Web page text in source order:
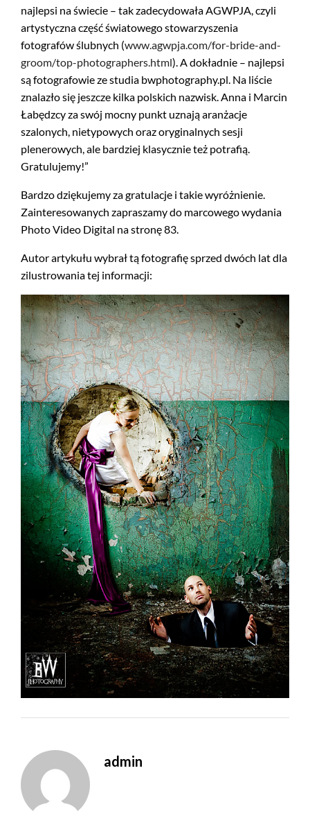
najlepsi na świecie – tak zadecydowała AGWPJA, czyli
artystyczna część światowego stowarzyszenia
fotografów ślubnych (www.agwpja.com/for-bride-and-
groom/top-photographers.html). A dokładnie – najlepsi
są fotografowie ze studia bwphotography.pl. Na liście
znalazło się jeszcze kilka polskich nazwisk. Anna i Marcin
Łabędzcy za swój mocny punkt uznają aranżacje
szalonych, nietypowych oraz oryginalnych sesji
plenerowych, ale bardziej klasycznie też potrafią.
Gratulujemy!”
Bardzo dziękujemy za gratulacje i takie wyróżnienie.
Zainteresowanych zapraszamy do marcowego wydania
Photo Video Digital na stronę 83.
Autor artykułu wybrał tą fotografię sprzed dwóch lat dla
zilustrowania tej informacji:
admin